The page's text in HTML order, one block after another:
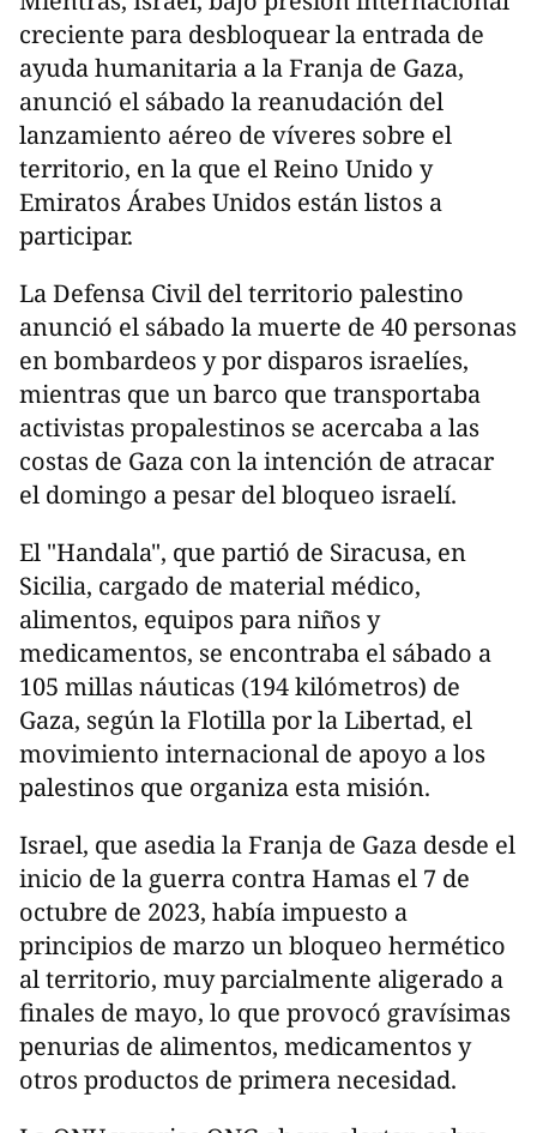
creciente para desbloquear la entrada de
ayuda humanitaria a la Franja de Gaza,
anunció el sábado la reanudación del
lanzamiento aéreo de víveres sobre el
territorio, en la que el Reino Unido y
Emiratos Árabes Unidos están listos a
participar.
La Defensa Civil del territorio palestino
anunció el sábado la muerte de 40 personas
en bombardeos y por disparos israelíes,
mientras que un barco que transportaba
activistas propalestinos se acercaba a las
costas de Gaza con la intención de atracar
el domingo a pesar del bloqueo israelí.
El "Handala", que partió de Siracusa, en
Sicilia, cargado de material médico,
alimentos, equipos para niños y
medicamentos, se encontraba el sábado a
105 millas náuticas (194 kilómetros) de
Gaza, según la Flotilla por la Libertad, el
movimiento internacional de apoyo a los
palestinos que organiza esta misión.
Israel, que asedia la Franja de Gaza desde el
inicio de la guerra contra Hamas el 7 de
octubre de 2023, había impuesto a
principios de marzo un bloqueo hermético
al territorio, muy parcialmente aligerado a
finales de mayo, lo que provocó gravísimas
penurias de alimentos, medicamentos y
otros productos de primera necesidad.